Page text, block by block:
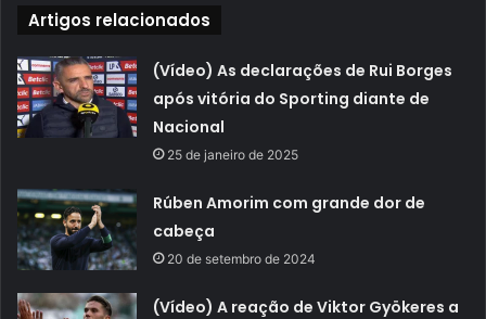
Artigos relacionados
(Vídeo) As declarações de Rui Borges
após vitória do Sporting diante de
Nacional
25 de janeiro de 2025
Rúben Amorim com grande dor de
cabeça
20 de setembro de 2024
(Vídeo) A reação de Viktor Gyökeres a